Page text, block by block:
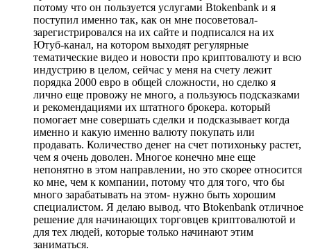
потому что он пользуется услугами Btokenbank и я
поступил именно так, как он мне посоветовал-
зарегистрировался на их сайте и подписался на их
Ютуб-канал, на котором выходят регулярные
тематические видео и новости про криптовалюту и всю
индустрию в целом, сейчас у меня на счету лежит
порядка 2000 евро в общей сложности, но сделко я
лично еще провожу не много, а пользуюсь подсказками
и рекомендациями их штатного брокера. который
помогает мне совершать сделки и подсказывает когда
именно и какую именно валюту покупать или
продавать. Количество денег на счет потихоньку растет,
чем я очень доволен. Многое конечно мне еще
непонятно в этом направлении, но это скорее относится
ко мне, чем к компании, потому что для того, что бы
много зарабатывать на этом- нужно быть хорошим
специалистом. Я делаю вывод. что Btokenbank отличное
решение для начинающих торговцев криптовалютой и
для тех людей, которые только начинают этим
заниматься.